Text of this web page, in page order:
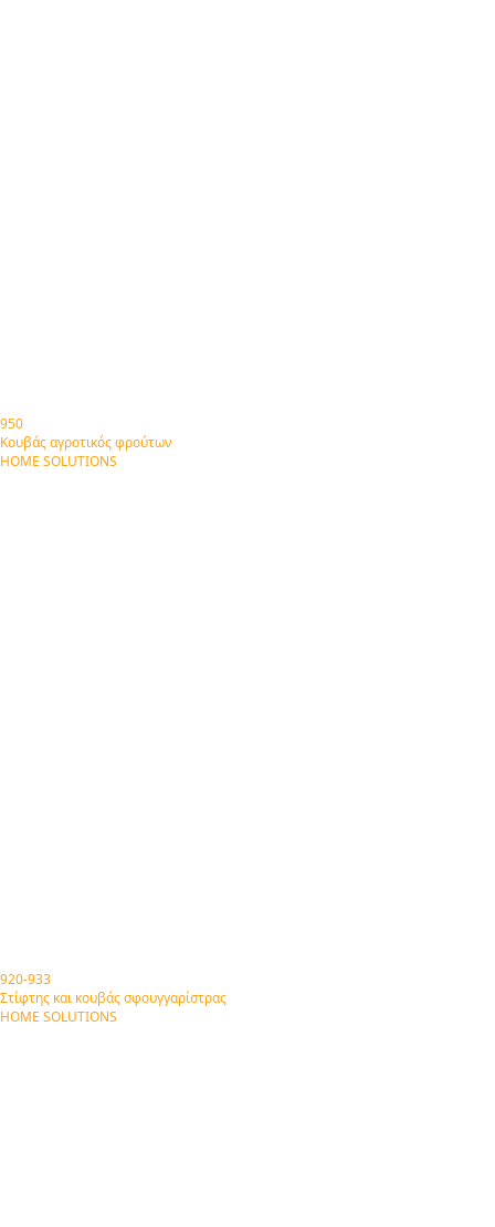
950
Κουβάς αγροτικός φρούτων
HOME SOLUTIONS
920-933
Στίφτης και κουβάς σφουγγαρίστρας
HOME SOLUTIONS